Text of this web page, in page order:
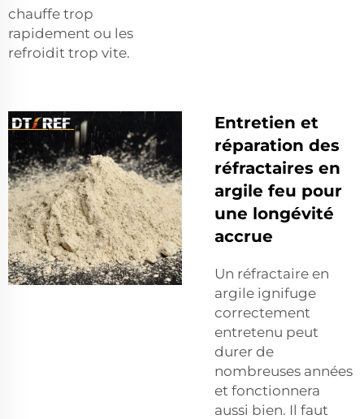
chauffe trop
rapidement ou les
refroidit trop vite.
Entretien et
réparation des
réfractaires en
argile feu pour
une longévité
accrue
Un réfractaire en
argile ignifuge
correctement
entretenu peut
durer de
nombreuses années
et fonctionnera
aussi bien. Il faut